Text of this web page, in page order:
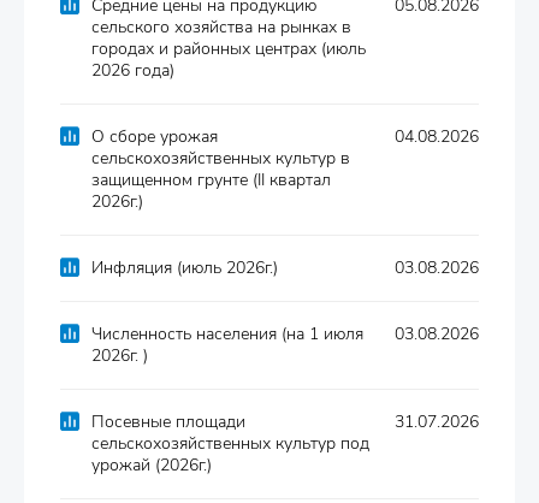
Средние цены на продукцию
сельского хозяйства на рынках в
городах и районных центрах (июль
2026 года)
05.08.2026
О сборе урожая
сельскохозяйственных культур в
защищенном грунте (II квартал
2026г.)
04.08.2026
Инфляция (июль 2026г.) 03.08.2026
Численность населения (на 1 июля
2026г. )
03.08.2026
Посевные площади
сельскохозяйственных культур под
урожай (2026г.)
31.07.2026